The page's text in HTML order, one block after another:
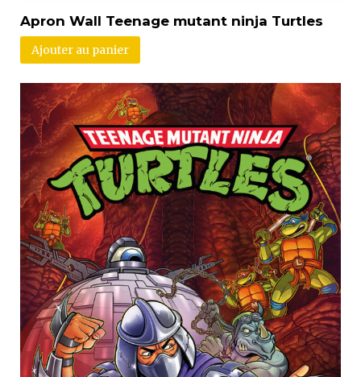
Apron Wall Teenage mutant ninja Turtles
Ajouter au panier